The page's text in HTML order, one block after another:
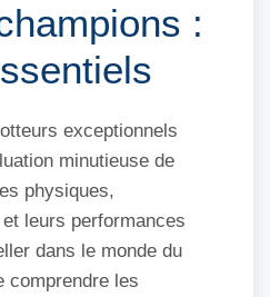
:
exceptionnels
minutieuse de
physiques,
leurs performances
dans le monde du
comprendre les